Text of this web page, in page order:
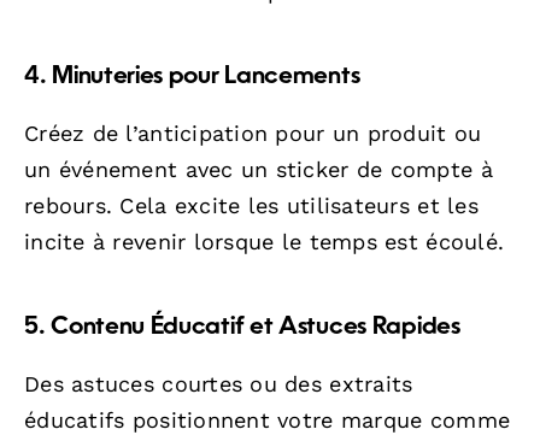
4. Minuteries pour Lancements
Créez de l’anticipation pour un produit ou
un événement avec un sticker de compte à
rebours. Cela excite les utilisateurs et les
incite à revenir lorsque le temps est écoulé.
5. Contenu Éducatif et Astuces Rapides
Des astuces courtes ou des extraits
éducatifs positionnent votre marque comme